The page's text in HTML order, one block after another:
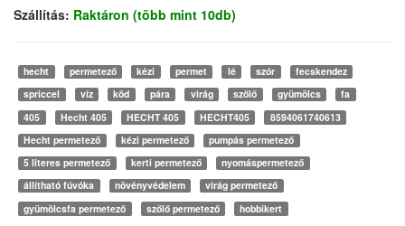
Szállítás: Raktáron (több mint 10db)
hecht permetező kézi permet lé szór
fecskendez
spriccel
víz köd pára virág szőlő gyümölcs
fa
405
Hecht 405 HECHT 405 HECHT405
8594061740613
Hecht permetező
kézi permetező
pumpás permetező
5 literes permetező
kerti permetező
nyomáspermetező
állítható fúvóka
növényvédelem
virág permetező
gyümölcsfa permetező
szőlő permetező hobbikert